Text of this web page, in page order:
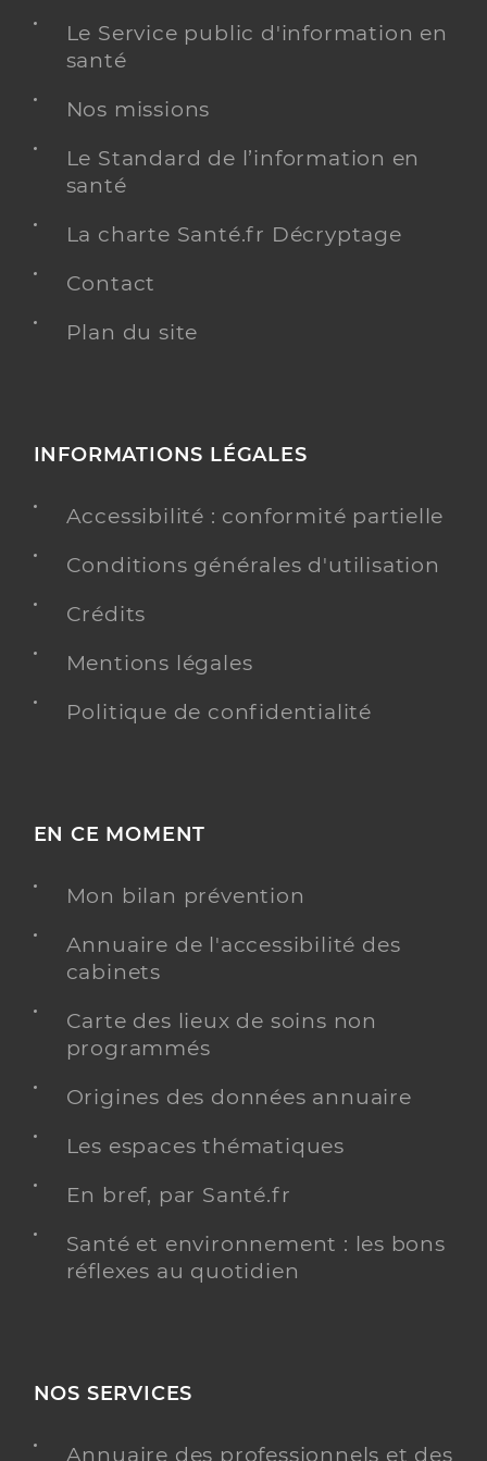
Le Service public d'information en
santé
Nos missions
Le Standard de l’information en
santé
La charte Santé.fr Décryptage
Contact
Plan du site
INFORMATIONS LÉGALES
Accessibilité : conformité partielle
Conditions générales d'utilisation
Crédits
Mentions légales
Politique de confidentialité
EN CE MOMENT
Mon bilan prévention
Annuaire de l'accessibilité des
cabinets
Carte des lieux de soins non
programmés
Origines des données annuaire
Les espaces thématiques
En bref, par Santé.fr
Santé et environnement : les bons
réflexes au quotidien
NOS SERVICES
Annuaire des professionnels et des